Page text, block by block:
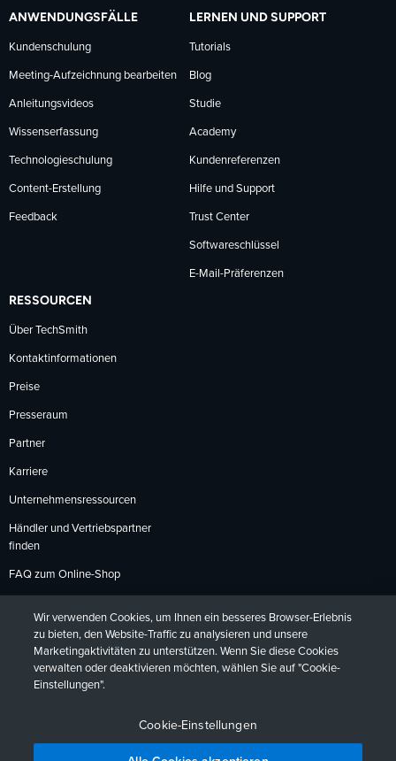
ANWENDUNGSFÄLLE
Kundenschulung
Meeting-Aufzeichnung bearbeiten
Anleitungsvideos
Wissenserfassung
Technologieschulung
Content-Erstellung
Feedback
LERNEN UND SUPPORT
Tutorials
Blog
Studie
Academy
Kundenreferenzen
Hilfe und Support
Trust Center
Softwareschlüssel
E-Mail-Präferenzen
RESSOURCEN
Über TechSmith
Kontaktinformationen
Preise
Presseraum
Partner
Karriere
Unternehmensressourcen
Händler und Vertriebspartner
finden
FAQ zum Online-Shop
Rückgabebedingungen
DeutschFrançaisEspañol日本語
Wir verwenden Cookies, um Ihnen ein besseres Browser-Erlebnis
zu bieten, den Website-Traffic zu analysieren und unsere
Marketingaktivitäten zu unterstützen. Wenn Sie diese Cookies
verwalten oder deaktivieren möchten, wählen Sie auf "Cookie-
Einstellungen".
Cookie-Einstellungen